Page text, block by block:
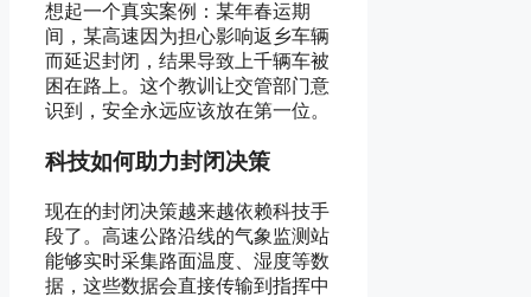
想起一个真实案例：某年春运期
间，某高速因为担心影响返乡车辆
而延迟封闭，结果导致上千辆车被
困在路上。这个教训让交管部门意
识到，安全永远应该放在第一位。
科技如何助力封闭决策
现在的封闭决策越来越依赖科技手
段了。高速公路沿线的气象监测站
能够实时采集路面温度、湿度等数
据，这些数据会直接传输到指挥中